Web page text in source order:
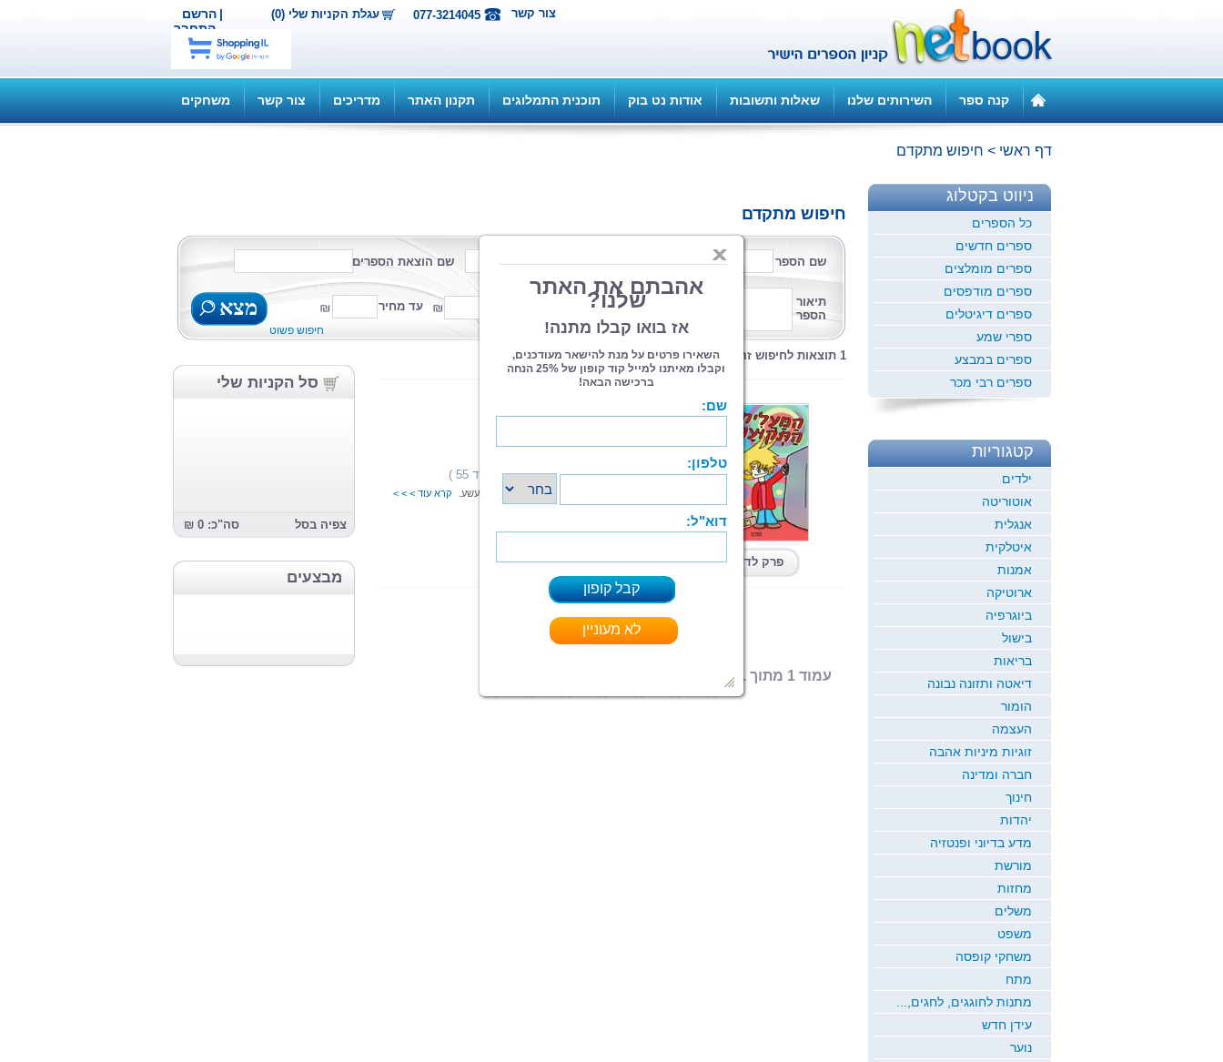
הרשם |
התחבר
עגלת הקניות שלי (0) 077-3214045 צור קשר
קנה ספר השירותים שלנו שאלות ותשובות אודות נט בוק תוכנית התמלוגים תקנון האתר מדריכים צור קשר משחקים
דף ראשי > חיפוש מתקדם
חיפוש מתקדם
שם הספר שם המחבר שם הוצאת הספרים
תיאור
הספר
עד מחיר
קטגוריה
פורמט מצא
חיפוש פשוט
סל הקניות שלי
צפיה בסל סה"כ: 0 ₪
מבצעים
1 תוצאות לחיפוש זה
פרק לדוגמא
דירוג:
(16 מדרגים,ניקוד 55 )
המעלית התקועה הוא סיפור קומיקס מפתיע ומשעשע.
קרא עוד > > >
קיים בפורמטים:ספר מודפס|
PDF
עמוד 1 מתוך 1
ניווט בקטלוג
כל הספרים
ספרים חדשים
ספרים מומלצים
ספרים מודפסים
ספרים דיגיטלים
ספרי שמע
ספרים במבצע
ספרים רבי מכר
קטגוריות
ילדים
אוטוריטה
אנגלית
איטלקית
אמנות
ארוטיקה
ביוגרפיה
בישול
בריאות
דיאטה ותזונה נבונה
הומור
העצמה
זוגיות מיניות אהבה
חברה ומדינה
חינוך
יהדות
מדע בדיוני ופנטזיה
מורשת
מחזות
משלים
משפט
משחקי קופסה
מתח
מתנות לחוגגים, לחגים,...
עידן חדש
נוער